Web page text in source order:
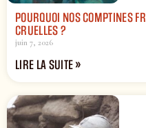
POURQUOI NOS COMPTINES
CRUELLES ?
juin 7, 2026
LIRE LA SUITE »